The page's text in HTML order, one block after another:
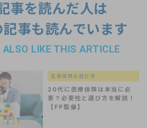
事を読んだ人は
記事も読んでいます
ALSO LIKE THIS ARTICLE
生命保険の選び方
20代に医療保険は本当に必
要？必要性と選び方を解説！
【FP監修】